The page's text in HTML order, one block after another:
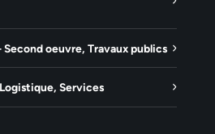
oeuvre, Travaux publics
Services